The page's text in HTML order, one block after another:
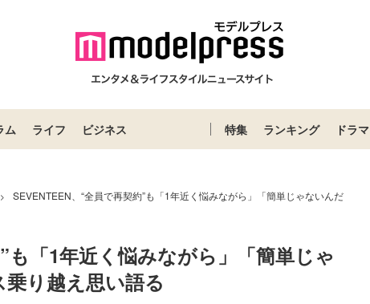
ム ライフ ビジネス 特集 ランキング ドラマ
> SEVENTEEN、“全員で再契約”も「1年近く悩みながら」「簡単じゃないんだ
も「1年近く悩みながら」「簡単じゃ
り越え思い語る